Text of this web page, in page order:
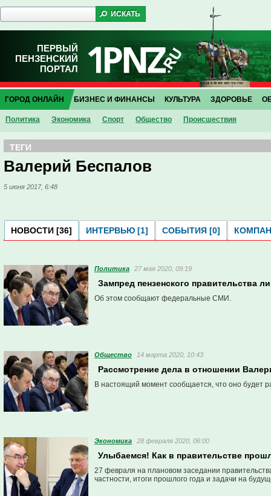
ПЕРВЫЙ
ПЕНЗЕНСКИЙ
ПОРТАЛ
ГОРОД ОНЛАЙН
Политика Экономика Спорт Общество Проиcшествия
БИЗНЕС И ФИНАНСЫ КУЛЬТУРА ЗДОРОВЬЕ
ТЕГИ
Валерий Беспалов
5 июня 2017, 6:48
НОВОСТИ [36] ИНТЕРВЬЮ [1] СОБЫТИЯ [0]
Политика 27 мая 2020, 09:19
Зампред пензенского правительства
Об этом сообщают федеральные СМИ.
Общество 14 марта 2020, 10:43
Рассмотрение дела в отношении
В настоящий момент сообщается, что оно будет
Экономика 28 февраля 2020, 06:00
Улыбаемся! Как в правительстве
27 февраля на плановом заседании
частности, итоги прошлого года и задачи на